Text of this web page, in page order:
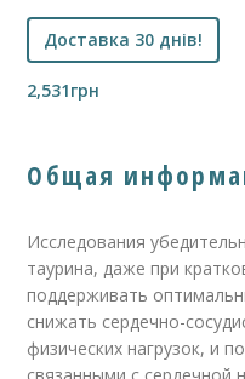
Доставка 30 днів!
2,531грн
Общая
Исследования
таурина, даже при
поддерживать
снижать сердечно-
физических нагрузок, и